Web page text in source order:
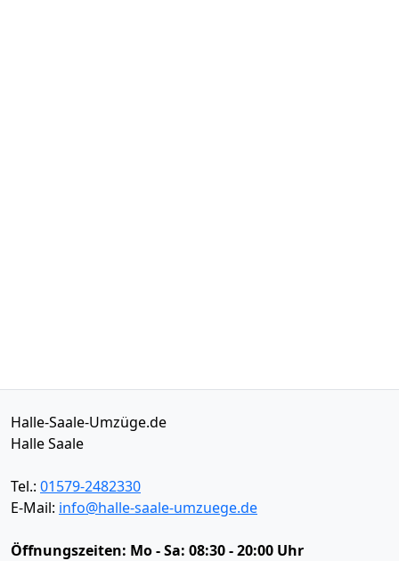
Halle-Saale-Umzüge.de
Halle Saale
Tel.: 01579-2482330
E-Mail: info@halle-saale-umzuege.de
Öffnungszeiten: Mo - Sa: 08:30 - 20:00 Uhr